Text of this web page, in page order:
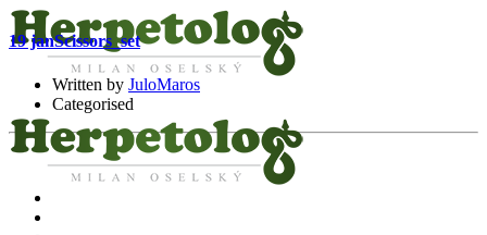
19 janScissors_set
Written by JuloMaros
Categorised